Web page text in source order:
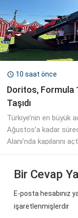
 10 saat önce
Doritos, Formula
Taşıdı
Türkiye’nin en büyük
Ağustos’a kadar
Alanı’nda kapılarını
Bir Cevap
E-posta hesabınız
işaretlenmişlerdir